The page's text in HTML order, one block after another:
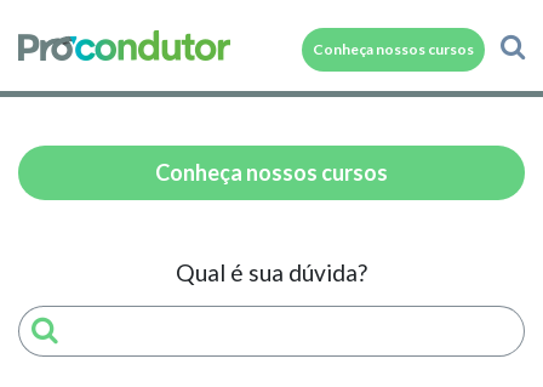
Conheça nossos cursos
Conheça nossos cursos
Qual é sua dúvida?